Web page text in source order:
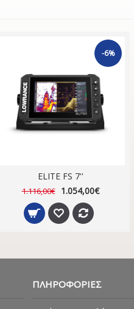
-6%
ELITE FS 7''
1.116,00€ 1.054,00€
ΠΛΗΡΟΦΟΡΊΕΣ